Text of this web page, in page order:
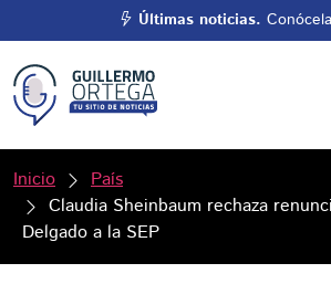
Últimas noticias.
Inicio
País
Claudia Sheinbaum rechaza
Delgado a la SEP